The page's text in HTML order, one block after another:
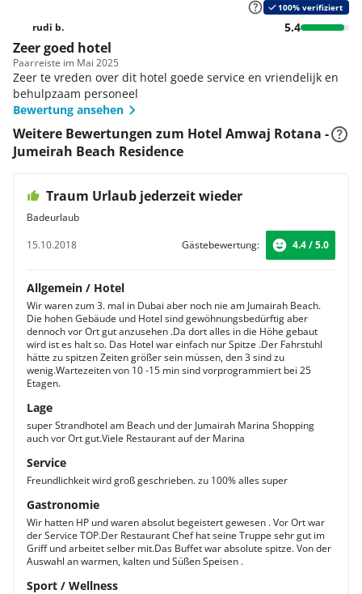
In den 42 m² großen Premiumzimmern des Luxushotels
haben Sie eine wunderschöne Aussicht auf den
Persischen Golf. Genießen Sie die warme Atmosphäre
und das moderne Mobiliar und lassen Sie in den
gemütlichen Unterkünften die Seele baumeln.
Präsidenten Suite
Als Gast der 130 m² großen Präsidenten Suite fühlen Sie
sich wie zu Hause. Hier haben Sie die Möglichkeit, mit
bis zu acht Personen zu speisen oder aber im eigenen
eingerichtete Unterkunft ist der ideale Ort, um einen
einzigartigen Urlaub in Dubai zu verbringen.
Classic Suite
Die elegant dekorierten Suiten laden zum Wohlfühlen
und Entspannen ein. Als Mitglied des Club Rotana
weitere Annehmlichkeiten. In der 87 m² großen Suite
nutzen Sie für Ihren Komfort einen begehbaren
Kleiderschrank, verfügen über ein elegantes Bad mit
begehbarer Regendusche und separater Badewanne
und genießen die herrliche Aussicht von Ihrem privaten
Balkon.
Club Rotana Suite
Die erstklassigen Club Rotana Suiten bestehen aus
einem separaten Wohn- und Essbereich sowie einem
separaten Schlafzimmer. Hier verbringen Sie
dem Flachbildfernseher oder nutzen den
Internetzugang über WLAN. Im Badezimmer erwarten
Sie eine bodentiefe Regendusche sowie eine
Badewanne.
Hier haben Sie die Möglichkeit, einen Mietwagen oder
eine Limousine zu mieten.
Kongressbetreuung
100% verifiziert
rudi b. 5.4
Zeer goed hotel
Paarreiste im Mai 2025
Zeer te vreden over dit hotel goede service en vriendelijk en
behulpzaam personeel
Bewertung ansehen
Weitere Bewertungen zum Hotel Amwaj Rotana -
Jumeirah Beach Residence
Traum Urlaub jederzeit wieder
Badeurlaub
15.10.2018
Gästebewertung: 4.4 / 5.0
Allgemein / Hotel
Wir waren zum 3. mal in Dubai aber noch nie am Jumairah Beach.
Die hohen Gebäude und Hotel sind gewöhnungsbedürftig aber
dennoch vor Ort gut anzusehen .Da dort alles in die Höhe gebaut
wird ist es halt so. Das Hotel war einfach nur Spitze .Der Fahrstuhl
hätte zu spitzen Zeiten größer sein müssen, den 3 sind zu
wenig.Wartezeiten von 10 -15 min sind vorprogrammiert bei 25
Etagen.
Lage
super Strandhotel am Beach und der Jumairah Marina Shopping
auch vor Ort gut.Viele Restaurant auf der Marina
Service
Freundlichkeit wird groß geschrieben. zu 100% alles super
Gastronomie
Wir hatten HP und waren absolut begeistert gewesen . Vor Ort war
der Service TOP.Der Restaurant Chef hat seine Truppe sehr gut im
Griff und arbeitet selber mit.Das Buffet war absolute spitze. Von der
Auswahl an warmen, kalten und Süßen Speisen .
Sport / Wellness